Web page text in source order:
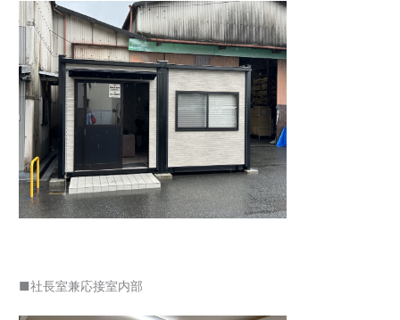
■社長室兼応接室内部